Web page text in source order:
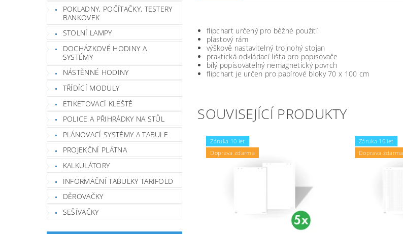
POKLADNY, POČÍTAČKY, TESTERY
BANKOVEK
STOLNÍ LAMPY
DOCHÁZKOVÉ HODINY A
SYSTÉMY
NÁSTĚNNÉ HODINY
TŘÍDÍCÍ MODULY
ETIKETOVACÍ KLEŠTĚ
POLICE A PŘIHRÁDKY NA STŮL
PLÁNOVACÍ SYSTÉMY A TABULE
PROJEKČNÍ PLÁTNA
KALKULÁTORY
INFORMAČNÍ TABULKY TARIFOLD
DĚROVAČKY
SEŠÍVAČKY
flipchart určený pro běžné použití
plastový rám
výškově nastavitelný trojnohý stojan
praktická odkládací lišta pro popisovače
bílý popisovatelný nemagnetický povrch
flipchart je určen pro papírové bloky 70 x 100 cm
SOUVISEJÍCÍ PRODUKTY
Záruka 10 let
Doprava zdarma
Záruka 10 let
Doprava zdarma